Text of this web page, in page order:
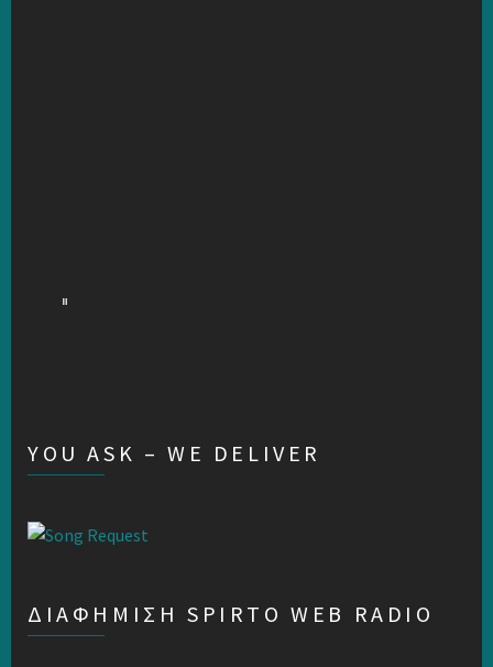
YOU ASK – WE DELIVER
ΔΙΑΦΗΜΙΣΗ SPIRTO WEB RADIO